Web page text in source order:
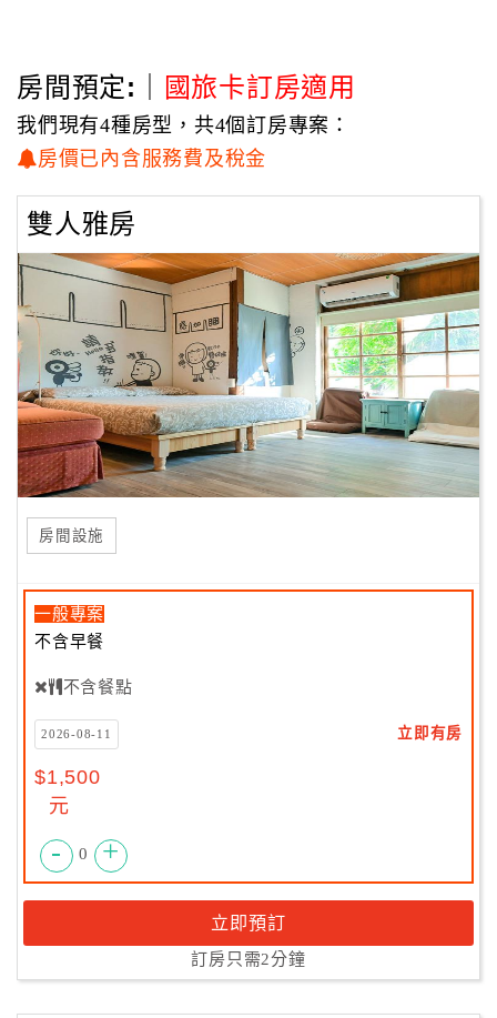
房間預定:｜ 國旅卡訂房適用
我們現有4種房型，共4個訂房專案：
房價已內含服務費及稅金
雙人雅房
房間設施
一般專案
不含早餐
不含餐點
2026-08-11 立即有房
$1,500
元
- 0 +
立即預訂
訂房只需2分鐘